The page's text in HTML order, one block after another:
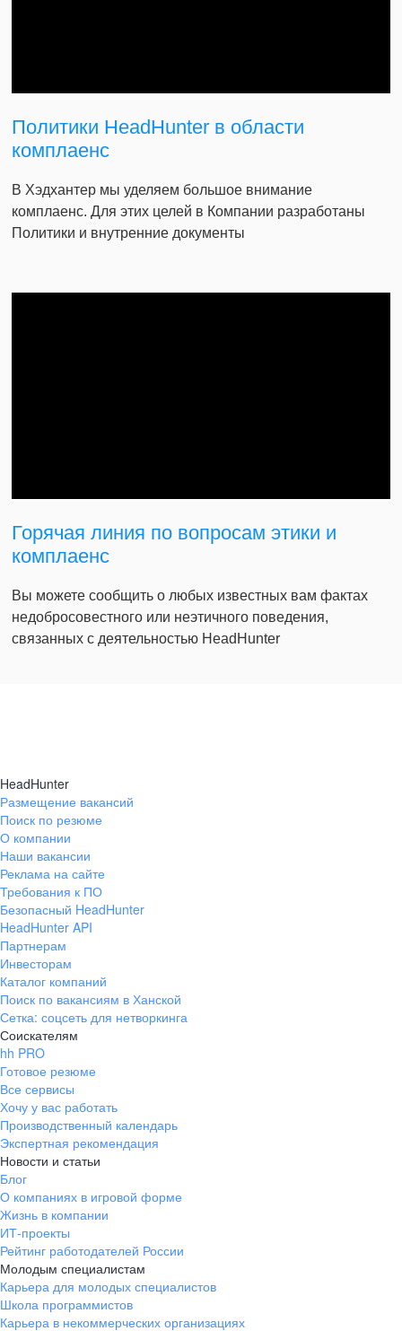
Политики HeadHunter в области
комплаенс
В Хэдхантер мы уделяем большое внимание
комплаенс. Для этих целей в Компании разработаны
Политики и внутренние документы
Горячая линия по вопросам этики и
комплаенс
Вы можете сообщить о любых известных вам фактах
недобросовестного или неэтичного поведения,
связанных с деятельностью HeadHunter
HeadHunter
Размещение вакансий
Поиск по резюме
О компании
Наши вакансии
Реклама на сайте
Требования к ПО
Безопасный HeadHunter
HeadHunter API
Партнерам
Инвесторам
Каталог компаний
Поиск по вакансиям в Ханской
Сетка: соцсеть для нетворкинга
Соискателям
hh PRO
Готовое резюме
Все сервисы
Хочу у вас работать
Производственный календарь
Экспертная рекомендация
Новости и статьи
Блог
О компаниях в игровой форме
Жизнь в компании
ИТ-проекты
Рейтинг работодателей России
Молодым специалистам
Карьера для молодых специалистов
Школа программистов
Карьера в некоммерческих организациях